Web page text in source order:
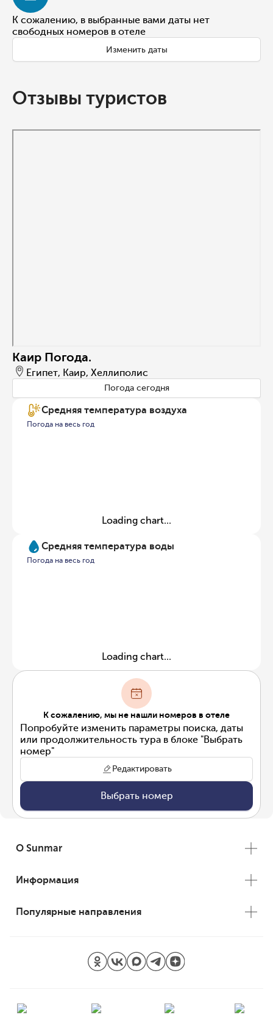
К сожалению, в выбранные вами даты нет
свободных номеров в отеле
Изменить даты
Отзывы туристов
Каир Погода.
Египет, Каир, Хеллиполис
Погода сегодня
Средняя температура воздуха
Погода на весь год
Loading chart...
Средняя температура воды
Погода на весь год
Loading chart...
К сожалению, мы не нашли номеров в отеле
Попробуйте изменить параметры поиска, даты
или продолжительность тура в блоке "Выбрать
номер"
Редактировать
Выбрать номер
О Sunmar
Информация
Популярные направления